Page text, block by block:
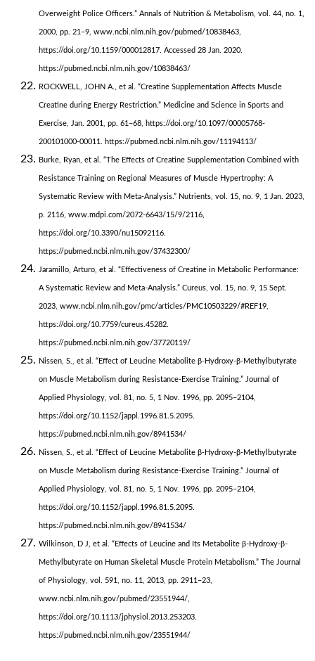
Overweight Police Officers.” Annals of Nutrition & Metabolism, vol. 44, no. 1,
2000, pp. 21–9, www.ncbi.nlm.nih.gov/pubmed/10838463,
https://doi.org/10.1159/000012817. Accessed 28 Jan. 2020.
https://pubmed.ncbi.nlm.nih.gov/10838463/
ROCKWELL, JOHN A., et al. “Creatine Supplementation Affects Muscle
Creatine during Energy Restriction.” Medicine and Science in Sports and
Exercise, Jan. 2001, pp. 61–68, https://doi.org/10.1097/00005768-
200101000-00011. https://pubmed.ncbi.nlm.nih.gov/11194113/
Burke, Ryan, et al. “The Effects of Creatine Supplementation Combined with
Resistance Training on Regional Measures of Muscle Hypertrophy: A
Systematic Review with Meta-Analysis.” Nutrients, vol. 15, no. 9, 1 Jan. 2023,
p. 2116, www.mdpi.com/2072-6643/15/9/2116,
https://doi.org/10.3390/nu15092116.
https://pubmed.ncbi.nlm.nih.gov/37432300/
Jaramillo, Arturo, et al. “Effectiveness of Creatine in Metabolic Performance:
A Systematic Review and Meta-Analysis.” Cureus, vol. 15, no. 9, 15 Sept.
2023, www.ncbi.nlm.nih.gov/pmc/articles/PMC10503229/#REF19,
https://doi.org/10.7759/cureus.45282.
https://pubmed.ncbi.nlm.nih.gov/37720119/
Nissen, S., et al. “Effect of Leucine Metabolite β-Hydroxy-β-Methylbutyrate
on Muscle Metabolism during Resistance-Exercise Training.” Journal of
Applied Physiology, vol. 81, no. 5, 1 Nov. 1996, pp. 2095–2104,
https://doi.org/10.1152/jappl.1996.81.5.2095.
https://pubmed.ncbi.nlm.nih.gov/8941534/
Nissen, S., et al. “Effect of Leucine Metabolite β-Hydroxy-β-Methylbutyrate
on Muscle Metabolism during Resistance-Exercise Training.” Journal of
Applied Physiology, vol. 81, no. 5, 1 Nov. 1996, pp. 2095–2104,
https://doi.org/10.1152/jappl.1996.81.5.2095.
https://pubmed.ncbi.nlm.nih.gov/8941534/
Wilkinson, D J, et al. “Effects of Leucine and Its Metabolite β-Hydroxy-β-
Methylbutyrate on Human Skeletal Muscle Protein Metabolism.” The Journal
of Physiology, vol. 591, no. 11, 2013, pp. 2911–23,
www.ncbi.nlm.nih.gov/pubmed/23551944/,
https://doi.org/10.1113/jphysiol.2013.253203.
https://pubmed.ncbi.nlm.nih.gov/23551944/